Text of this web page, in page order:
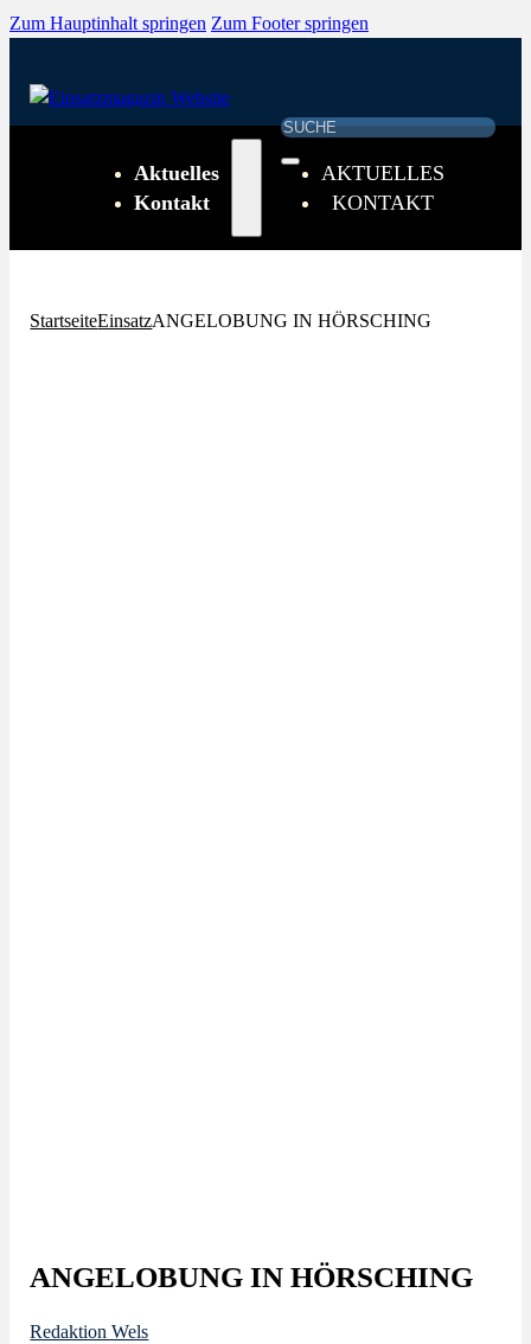
Zum Hauptinhalt springen Zum Footer springen
Suchen
Aktuelles
Kontakt
AKTUELLES
KONTAKT
StartseiteEinsatzANGELOBUNG IN HÖRSCHING
ANGELOBUNG IN HÖRSCHING
Redaktion Wels